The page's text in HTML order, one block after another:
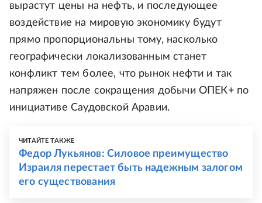
вырастут цены на нефть, и последующее
воздействие на мировую экономику будут
прямо пропорциональны тому, насколько
географически локализованным станет
конфликт тем более, что рынок нефти и так
напряжен после сокращения добычи ОПЕК+ по
инициативе Саудовской Аравии.
ЧИТАЙТЕ ТАКЖЕ
Федор Лукьянов: Силовое преимущество
Израиля перестает быть надежным залогом
его существования